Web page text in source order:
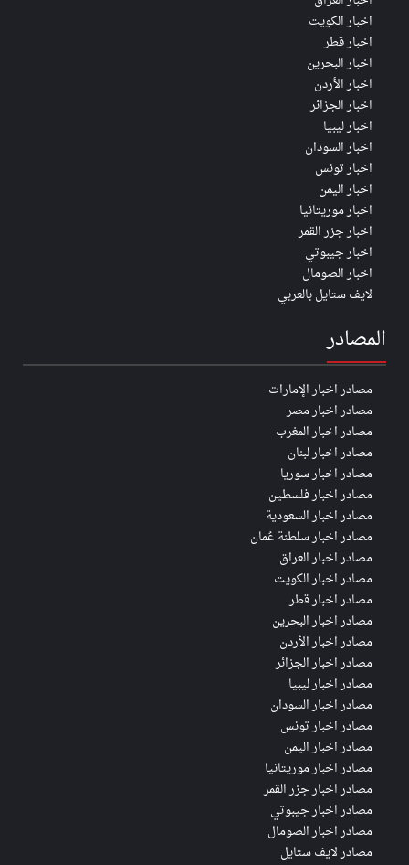
اخبار الكويت
اخبار قطر
اخبار البحرين
اخبار الأردن
اخبار الجزائر
اخبار ليبيا
اخبار السودان
اخبار تونس
اخبار اليمن
اخبار موريتانيا
اخبار جزر القمر
اخبار جيبوتي
اخبار الصومال
لايف ستايل بالعربي
المصادر
مصادر اخبار الإمارات
مصادر اخبار مصر
مصادر اخبار المغرب
مصادر اخبار لبنان
مصادر اخبار سوريا
مصادر اخبار فلسطين
مصادر اخبار السعودية
مصادر اخبار سلطنة عُمان
مصادر اخبار العراق
مصادر اخبار الكويت
مصادر اخبار قطر
مصادر اخبار البحرين
مصادر اخبار الأردن
مصادر اخبار الجزائر
مصادر اخبار ليبيا
مصادر اخبار السودان
مصادر اخبار تونس
مصادر اخبار اليمن
مصادر اخبار موريتانيا
مصادر اخبار جزر القمر
مصادر اخبار جيبوتي
مصادر اخبار الصومال
مصادر لايف ستايل